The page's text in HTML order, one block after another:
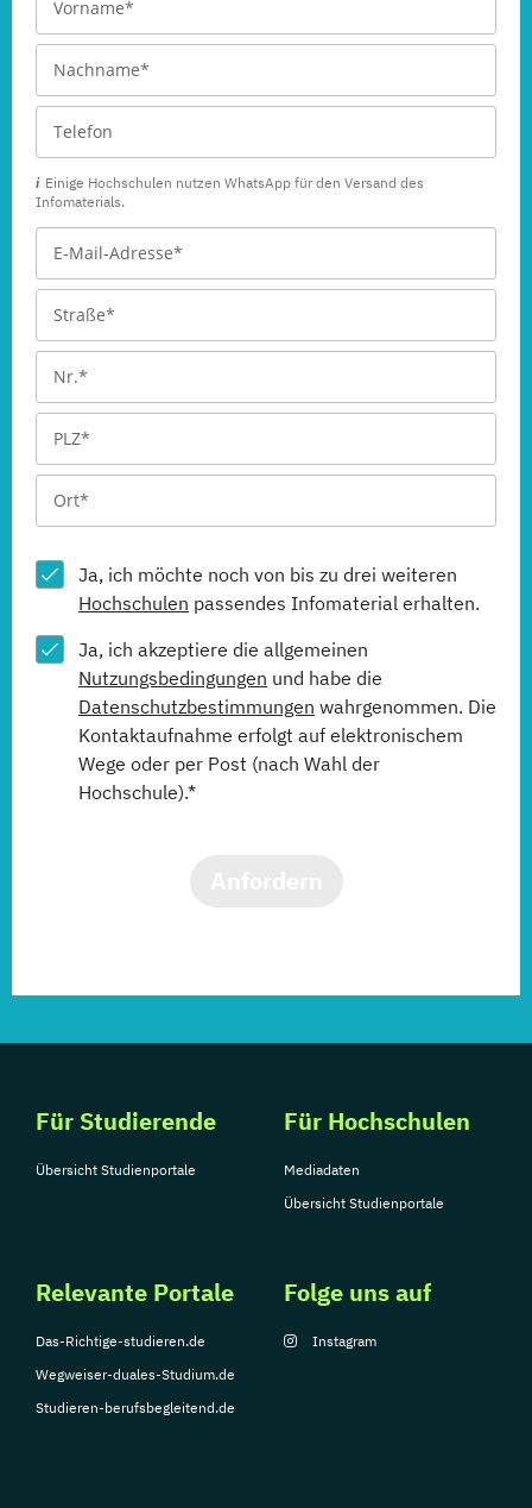
Einige Hochschulen nutzen WhatsApp für den Versand des
Infomaterials.
Ja, ich möchte noch von bis zu drei weiteren
Hochschulen passendes Infomaterial erhalten.
Ja, ich akzeptiere die allgemeinen
Nutzungsbedingungen und habe die
Datenschutzbestimmungen wahrgenommen. Die
Kontaktaufnahme erfolgt auf elektronischem
Wege oder per Post (nach Wahl der
Hochschule).*
Für Studierende
Übersicht Studienportale
Für Hochschulen
Mediadaten
Übersicht Studienportale
Relevante Portale
Das-Richtige-studieren.de
Wegweiser-duales-Studium.de
Studieren-berufsbegleitend.de
Folge uns auf
Instagram